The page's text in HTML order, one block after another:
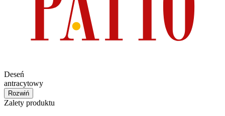
Deseń
antracytowy
Rozwiń
Zalety produktu